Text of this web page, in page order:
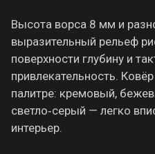
Высота ворса 8 мм и
выразительный рельеф
поверхности глубину и
привлекательность.
палитре: кремовый,
светло‑серый — легко
интерьер.